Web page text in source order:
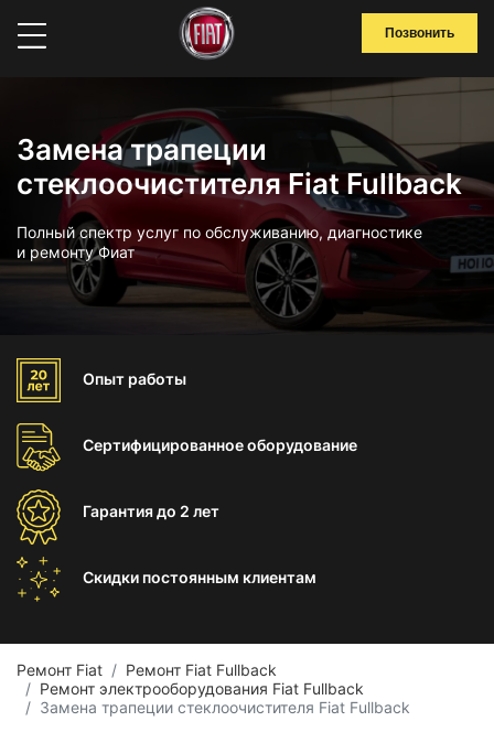
Позвонить
Замена трапеции
стеклоочистителя Fiat Fullback
Полный спектр услуг по обслуживанию, диагностике
и ремонту Фиат
Опыт работы
Сертифицированноеоборудование
Гарантиядо 2 лет
Скидки постоянным клиентам
Ремонт Fiat
Ремонт Fiat Fullback
Ремонт электрооборудования Fiat Fullback
Замена трапеции стеклоочистителя Fiat Fullback